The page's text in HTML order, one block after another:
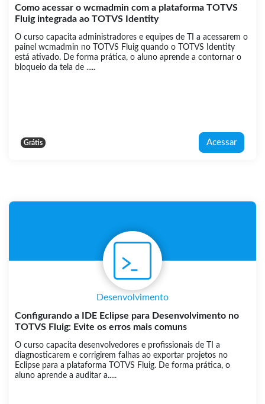
Como acessar o wcmadmin com a plataforma TOTVS
Fluig integrada ao TOTVS Identity
O curso capacita administradores e equipes de TI a acessarem o
painel wcmadmin no TOTVS Fluig quando o TOTVS Identity
está ativado. De forma prática, o aluno aprende a contornar o
bloqueio da tela de .....
Grátis Acessar
Desenvolvimento
Configurando a IDE Eclipse para Desenvolvimento no
TOTVS Fluig: Evite os erros mais comuns
O curso capacita desenvolvedores e profissionais de TI a
diagnosticarem e corrigirem falhas ao exportar projetos no
Eclipse para a plataforma TOTVS Fluig. De forma prática, o
aluno aprende a auditar a.....